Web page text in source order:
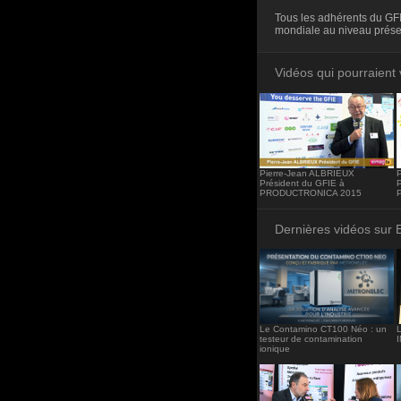
Tous les adhérents du
mondiale au niveau
Vidéos qui pourraient
Pierre-Jean ALBRIEUX
Président du GFIE à
PRODUCTRONICA 2015
Dernières vidéos sur
Le Contamino CT100 Néo : un
testeur de contamination
ionique